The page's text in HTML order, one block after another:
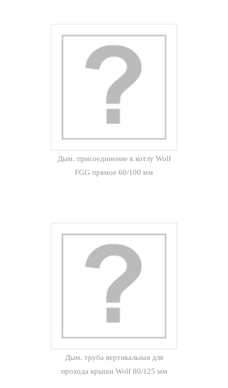
Дым. присоединение к котлу Wolf
FGG прямое 60/100 мм
Дым. труба вертикальная для
прохода крыши Wolf 80/125 мм